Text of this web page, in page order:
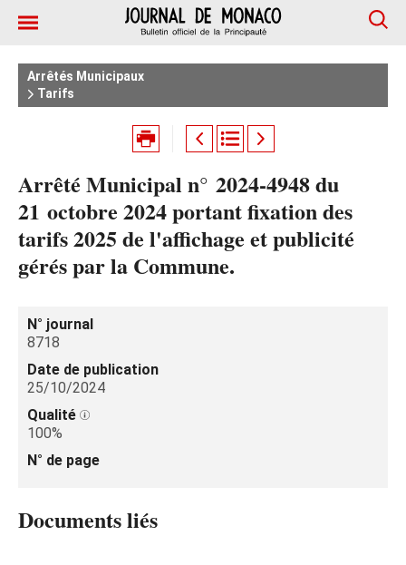
Arrêtés Municipaux
Tarifs
Arrêté Municipal n° 2024‑4948 du
21 octobre 2024 portant fixation des
tarifs 2025 de l'affichage et publicité
gérés par la Commune.
N° journal
8718
Date de publication
25/10/2024
Qualité
100%
N° de page
Documents liés